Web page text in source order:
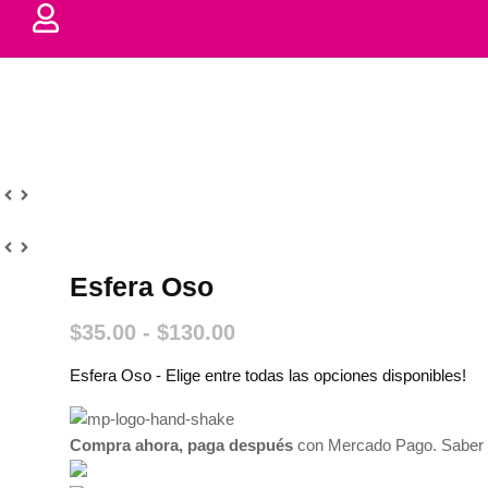
Esfera Oso
$35.00 - $130.00
precios:
$35.00
hasta
Esfera Oso - Elige entre todas las opciones disponibles!
Compra ahora, paga después con Mercado Pago.